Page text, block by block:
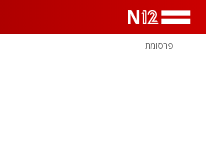
פרסומת